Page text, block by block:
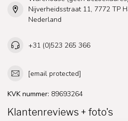
Nijverheidsstraat 11, 7772 TP
Nederland
+31 (0)523 265 366
[email protected]
KVK nummer: 89693264
Klantenreviews + foto's